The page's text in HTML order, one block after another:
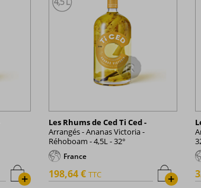
+
Les Rhums de Ced Ti Ced -
Arrangés - Ananas Victoria -
Réhoboam - 4,5L - 32°
France
+
198,64 € TTC